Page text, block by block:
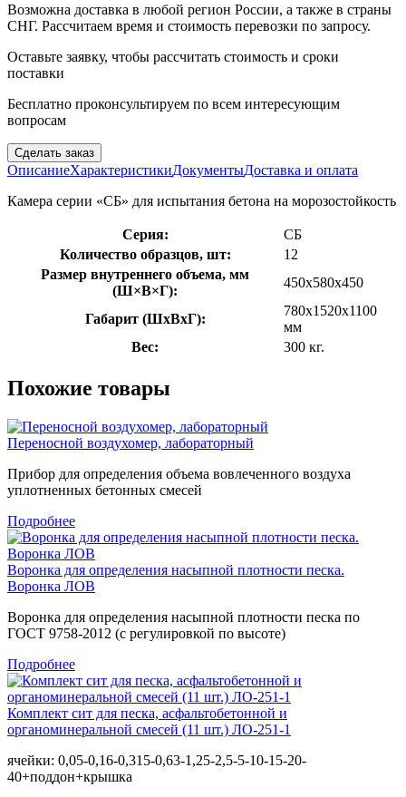
Возможна доставка в любой регион России, а также в страны
СНГ. Рассчитаем время и стоимость перевозки по запросу.
Оставьте заявку, чтобы рассчитать стоимость и сроки
поставки
Бесплатно проконсультируем по всем интересующим
вопросам
Сделать заказ
ОписаниеХарактеристикиДокументыДоставка и оплата
Камера серии «СБ» для испытания бетона на морозостойкость
Серия:
СБ
Количество образцов, шт:
12
Размер внутреннего объема, мм
(Ш×В×Г):
450х580х450
Габарит (ШxВxГ):
780x1520x1100
мм
Вес:
300 кг.
Похожие товары
Переносной воздухомер, лабораторный
Прибор для определения объема вовлеченного воздуха
уплотненных бетонных смесей
Подробнее
Воронка для определения насыпной плотности песка.
Воронка ЛОВ
Воронка для определения насыпной плотности песка по
ГОСТ 9758-2012 (с регулировкой по высоте)
Подробнее
Комплект сит для песка, асфальтобетонной и
органоминеральной смесей (11 шт.) ЛО-251-1
ячейки: 0,05-0,16-0,315-0,63-1,25-2,5-5-10-15-20-
40+поддон+крышка